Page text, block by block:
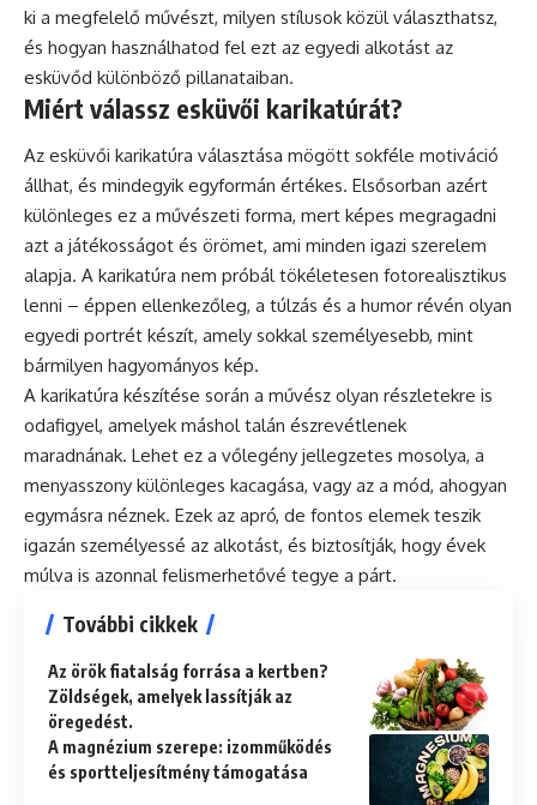
ki a megfelelő művészt, milyen stílusok közül választhatsz,
és hogyan használhatod fel ezt az egyedi alkotást az
esküvőd különböző pillanataiban.
Miért válassz esküvői karikatúrát?
Az esküvői karikatúra választása mögött sokféle motiváció
állhat, és mindegyik egyformán értékes. Elsősorban azért
különleges ez a művészeti forma, mert képes megragadni
azt a játékosságot és örömet, ami minden igazi szerelem
alapja. A karikatúra nem próbál tökéletesen fotorealisztikus
lenni – éppen ellenkezőleg, a túlzás és a humor révén olyan
egyedi portrét készít, amely sokkal személyesebb, mint
bármilyen hagyományos kép.
A karikatúra készítése során a művész olyan részletekre is
odafigyel, amelyek máshol talán észrevétlenek
maradnának. Lehet ez a vőlegény jellegzetes mosolya, a
menyasszony különleges kacagása, vagy az a mód, ahogyan
egymásra néznek. Ezek az apró, de fontos elemek teszik
igazán személyessé az alkotást, és biztosítják, hogy évek
múlva is azonnal felismerhetővé tegye a párt.
További cikkek
Az örök fiatalság forrása a kertben?
Zöldségek, amelyek lassítják az
öregedést.
A magnézium szerepe: izomműködés
és sportteljesítmény támogatása